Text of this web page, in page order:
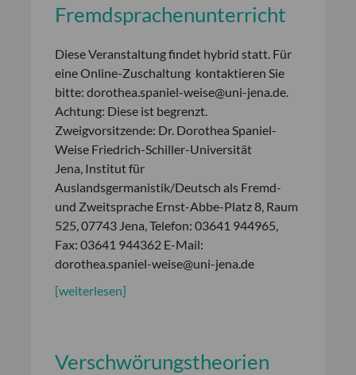
Fremdsprachenunterricht
Diese Veranstaltung findet hybrid statt. Für
eine Online-Zuschaltung kontaktieren Sie
bitte: dorothea.spaniel-weise@uni-jena.de.
Achtung: Diese ist begrenzt.
Zweigvorsitzende: Dr. Dorothea Spaniel-
Weise Friedrich-Schiller-Universität
Jena, Institut für
Auslandsgermanistik/Deutsch als Fremd-
und Zweitsprache Ernst-Abbe-Platz 8, Raum
525, 07743 Jena, Telefon: 03641 944965,
Fax: 03641 944362 E-Mail:
dorothea.spaniel-weise@uni-jena.de
[weiterlesen]
Verschwörungstheorien